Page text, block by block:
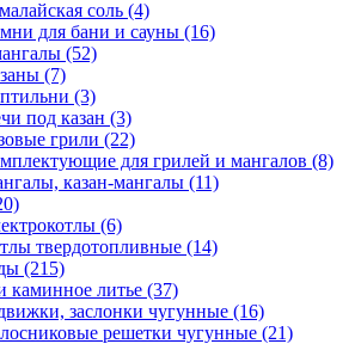
соль (4)
для бани и сауны (16)
(52)
(7)
(3)
под казан (3)
грили (22)
для грилей и мангалов (8)
казан-мангалы (11)
(6)
твердотопливные (14)
(215)
каминное литье (37)
заслонки чугунные (16)
решетки чугунные (21)